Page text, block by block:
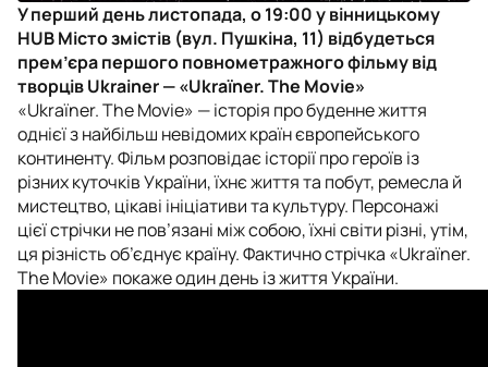
У перший день листопада, о 19:00 у вінницькому
HUB Місто змістів (вул. Пушкіна, 11) відбудеться
прем’єра першого повнометражного фільму від
творців Ukrainer — «Ukraïner. The Movie»
«Ukraïner. The Movie» — історія про буденне життя
однієї з найбільш невідомих країн європейського
континенту. Фільм розповідає історії про героїв із
різних куточків України, їхнє життя та побут, ремесла й
мистецтво, цікаві ініціативи та культуру. Персонажі
цієї стрічки не пов’язані між собою, їхні світи різні, утім,
ця різність об’єднує країну. Фактично стрічка «Ukraïner.
The Movie» покаже один день із життя України.